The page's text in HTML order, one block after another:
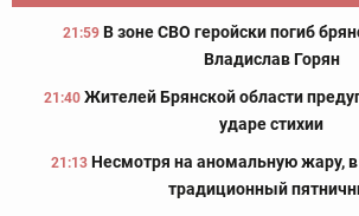
21:59 В зоне СВО геройски погиб
Владислав Горян
21:40 Жителей Брянской области
ударе стихии
21:13 Несмотря на аномальную жару,
традиционный